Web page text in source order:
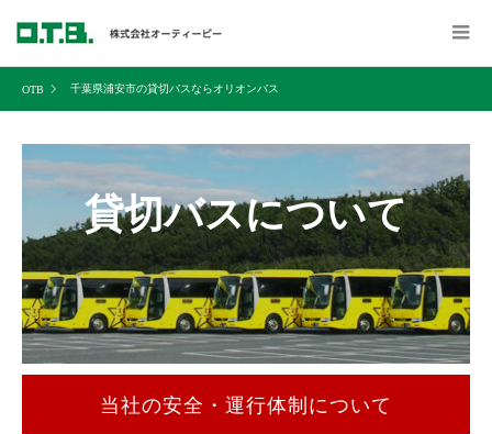
千葉県浦安市の貸切バスならオリオンバス
貸切バスについて
当社の安全・運行体制について